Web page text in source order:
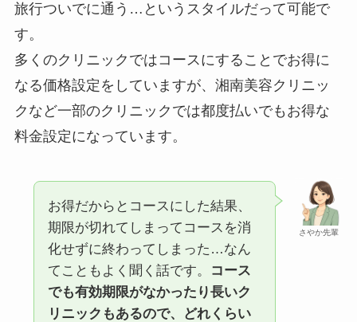
旅行ついでに通う…というスタイルだって可能で
す。
多くのクリニックではコースにすることでお得に
なる価格設定をしていますが、湘南美容クリニッ
クなど一部のクリニックでは都度払いでもお得な
料金設定になっています。
さやか先輩
お得だからとコースにした結果、
期限が切れてしまってコースを消
化せずに終わってしまった…なん
てこともよく聞く話です。
コース
でも有効期限がなかったり長いク
リニックもあるので、どれくらい